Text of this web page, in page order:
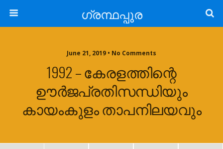
ഗ്രന്ഥപ്പുര
June 21, 2019 • No Comments
1992 – കേരളത്തിന്റെ
ഊർജപ്രതിസന്ധിയും
കായം‌കുളം താപനിലയവും